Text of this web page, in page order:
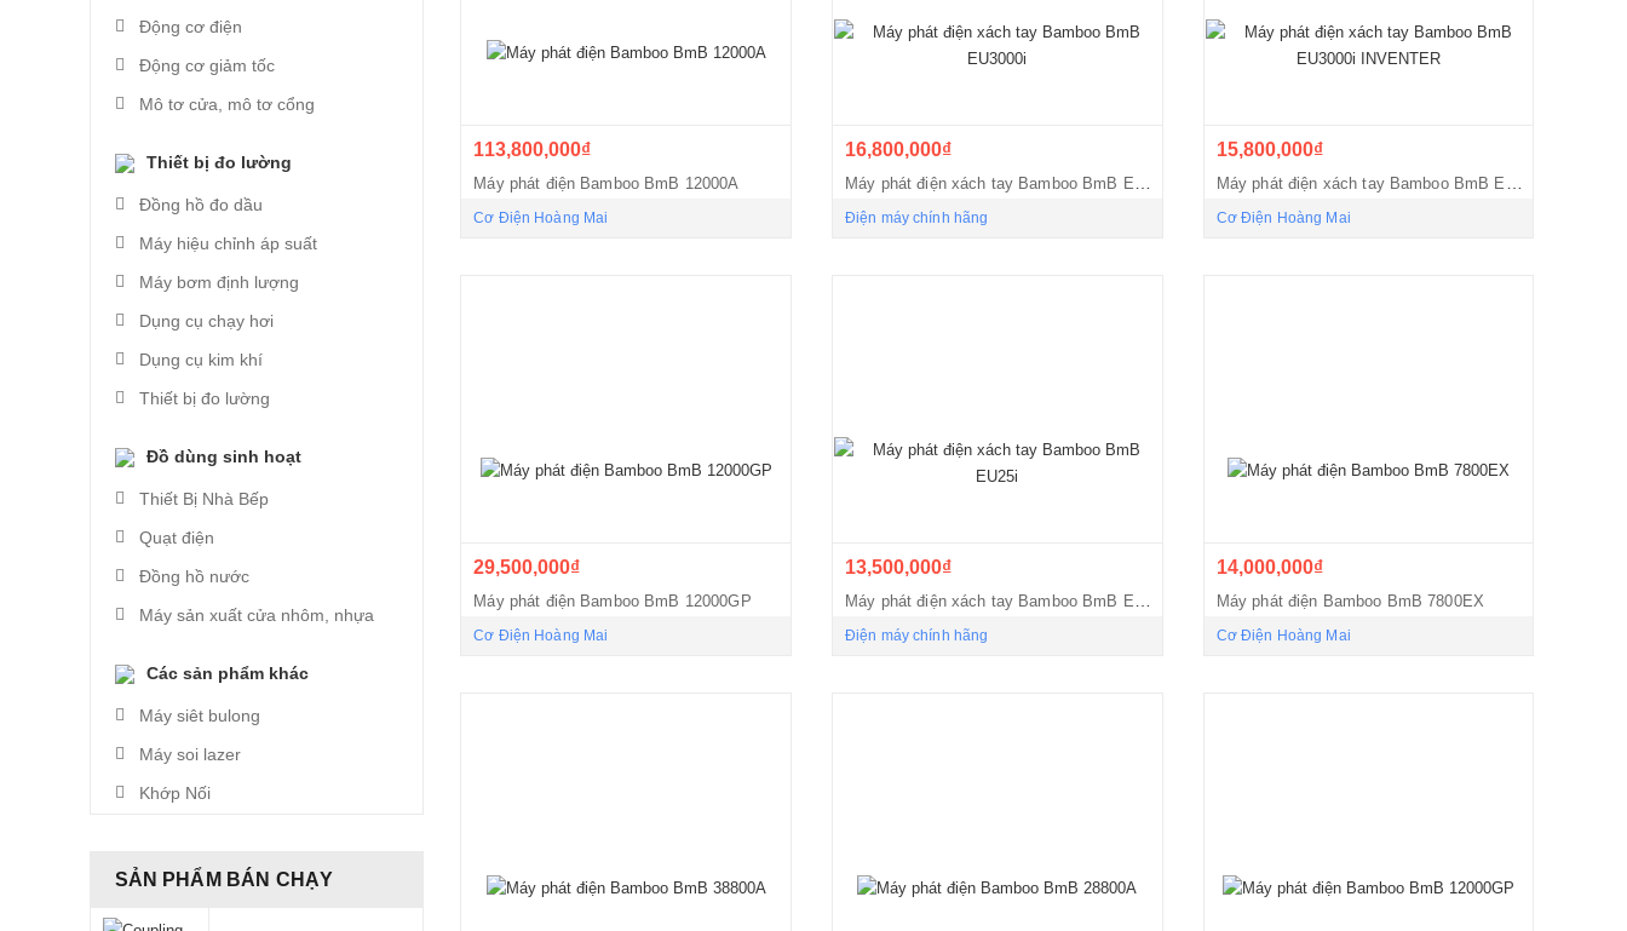
Động cơ điện
Động cơ giảm tốc
Mô tơ cửa, mô tơ cổng
Thiết bị đo lường
Đồng hồ đo dầu
Máy hiệu chỉnh áp suất
Máy bơm định lượng
Dụng cụ chạy hơi
Dụng cụ kim khí
Thiết bị đo lường
Đồ dùng sinh hoạt
Thiết Bị Nhà Bếp
Quạt điện
Đồng hồ nước
Máy sản xuất cửa nhôm, nhựa
Các sản phẩm khác
Máy siêt bulong
Máy soi lazer
Khớp Nối
SẢN PHẨM BÁN CHẠY
113,800,000₫
Máy phát điện Bamboo BmB 12000A
Cơ Điện Hoàng Mai
16,800,000₫
Điện máy chính hãng
15,800,000₫
Cơ Điện Hoàng Mai
29,500,000₫
Máy phát điện Bamboo BmB 12000GP
Cơ Điện Hoàng Mai
13,500,000₫
Điện máy chính hãng
14,000,000₫
Máy phát điện Bamboo BmB 7800EX
Cơ Điện Hoàng Mai